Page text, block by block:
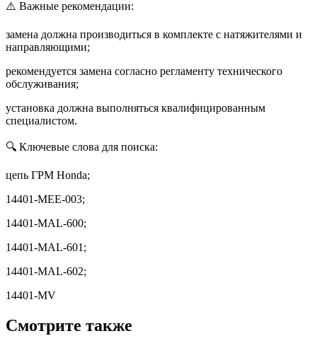
⚠️ Важные рекомендации:
замена должна производиться в комплекте с натяжителями и
направляющими;
рекомендуется замена согласно регламенту технического
обслуживания;
установка должна выполняться квалифицированным
специалистом.
🔍 Ключевые слова для поиска:
цепь ГРМ Honda;
14401-МЕЕ-003;
14401-MAL-600;
14401-MAL-601;
14401-MAL-602;
14401-MV
Смотрите также